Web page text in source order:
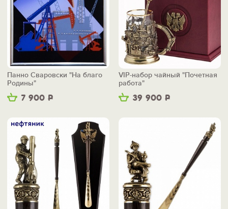
7 900 Р
Панно Сваровски "На благо
Родины"
39 900 Р
VIP-набор чайный "Почетная
работа"